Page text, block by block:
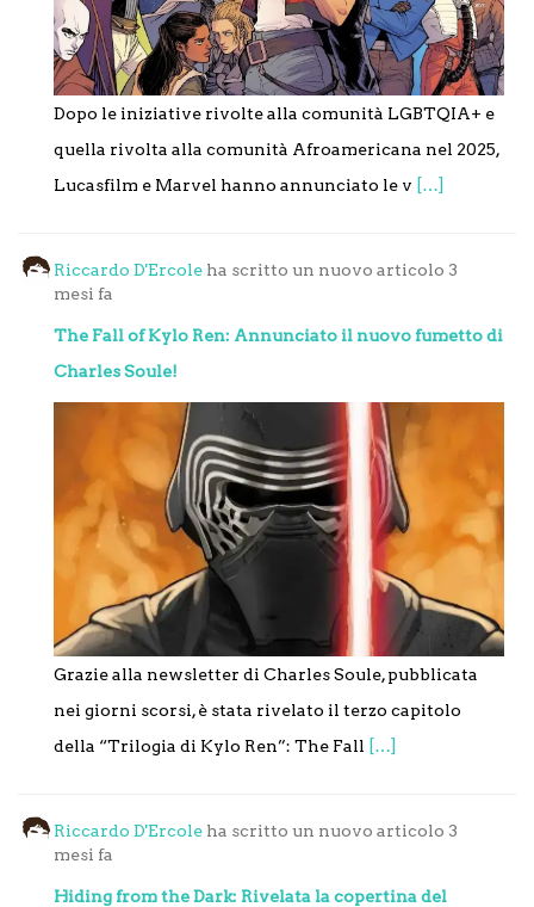
Dopo le iniziative rivolte alla comunità LGBTQIA+ e
quella rivolta alla comunità Afroamericana nel 2025,
Lucasfilm e Marvel hanno annunciato le v
[…]
Riccardo D'Ercole ha scritto un nuovo articolo 3
mesi fa
The Fall of Kylo Ren: Annunciato il nuovo fumetto di
Charles Soule!
Grazie alla newsletter di Charles Soule, pubblicata
nei giorni scorsi, è stata rivelato il terzo capitolo
della “Trilogia di Kylo Ren”: The Fall
[…]
Riccardo D'Ercole ha scritto un nuovo articolo 3
mesi fa
Hiding from the Dark: Rivelata la copertina del